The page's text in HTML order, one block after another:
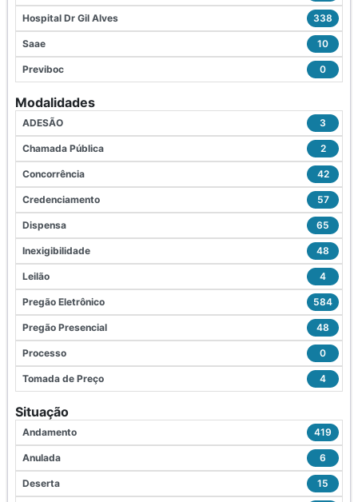
Hospital Dr Gil Alves 338
Saae 10
Previboc 0
Modalidades
ADESÃO 3
Chamada Pública 2
Concorrência 42
Credenciamento 57
Dispensa 65
Inexigibilidade 48
Leilão 4
Pregão Eletrônico 584
Pregão Presencial 48
Processo 0
Tomada de Preço 4
Situação
Andamento 419
Anulada 6
Deserta 15